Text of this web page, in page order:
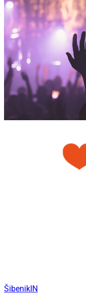
ŠibenikIN